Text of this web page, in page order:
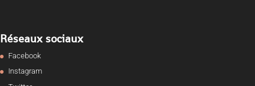
Réseaux sociaux
Facebook
Instagram